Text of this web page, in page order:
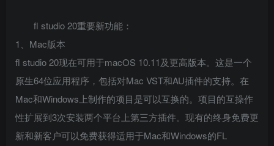
fl studio 20重要新功能：
1、Mac版本
fl studio 20现在可用于macOS 10.11及更高版本。这是一个
原生64位应用程序，包括对Mac VST和AU插件的支持。在
Mac和Windows上制作的项目是可以互换的。项目的互操作
性扩展到3次安装两个平台上第三方插件。现有的终身免费更
新和新客户可以免费获得适用于Mac和Windows的FL